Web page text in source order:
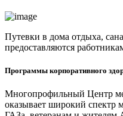
Путевки в дома отдыха,
предоставляются
Программы корпоративного
Многопрофильный Центр
оказывает широкий спектр